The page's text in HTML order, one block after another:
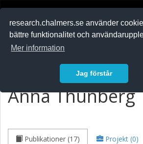
research.chalmers.se använder
bättre funktionalitet och
Mer information
Jag förstår
Anna Thunberg
Publikationer (17) Projekt (0)